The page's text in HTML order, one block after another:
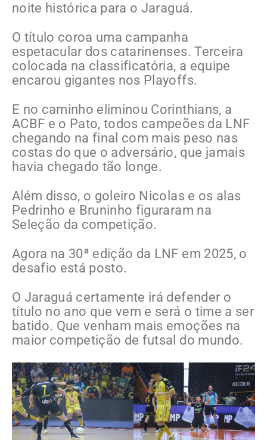
noite histórica para o Jaraguá.
O título coroa uma campanha
espetacular dos catarinenses. Terceira
colocada na classificatória, a equipe
encarou gigantes nos Playoffs.
E no caminho eliminou Corinthians, a
ACBF e o Pato, todos campeões da LNF
chegando na final com mais peso nas
costas do que o adversário, que jamais
havia chegado tão longe.
Além disso, o goleiro Nicolas e os alas
Pedrinho e Bruninho figuraram na
Seleção da competição.
Agora na 30ª edição da LNF em 2025, o
desafio está posto.
O Jaraguá certamente irá defender o
título no ano que vem e será o time a ser
batido. Que venham mais emoções na
maior competição de futsal do mundo.